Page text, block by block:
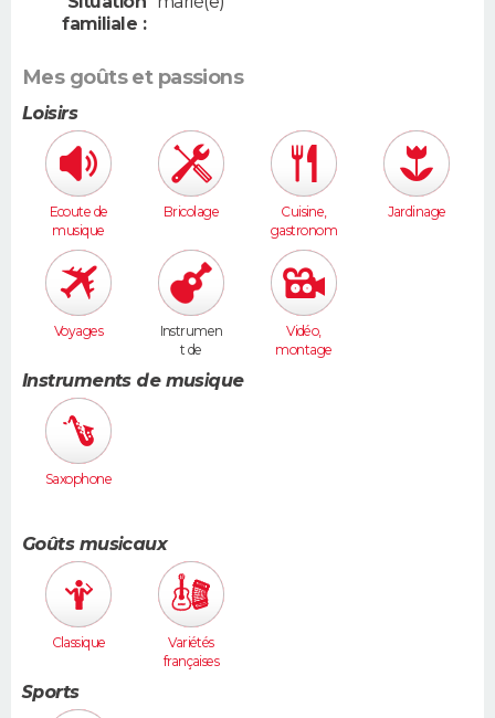
familiale :
Mes goûts et passions
Loisirs
Ecoute de
musique
Bricolage
Cuisine,
gastronom
ie
Jardinage
Voyages
Instrumen
t de
musique
Vidéo,
montage
Instruments de musique
Saxophone
Goûts musicaux
Classique
Variétés
françaises
Sports